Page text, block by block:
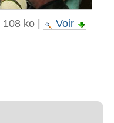
108 ko|
Voir